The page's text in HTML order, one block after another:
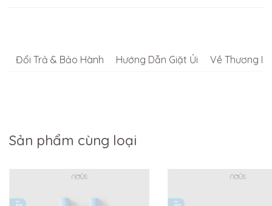
Đổi Trả & Bảo Hành Hướng Dẫn Giặt Ủi Về Thương
Sản phẩm cùng loại